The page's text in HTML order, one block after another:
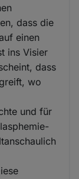
dass die
einen
ins Visier
dass
wo
und für